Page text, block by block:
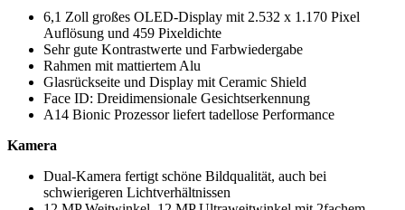
6,1 Zoll großes OLED-Display mit 2.532 x 1.170 Pixel
Auflösung und 459 Pixeldichte
Sehr gute Kontrastwerte und Farbwiedergabe
Rahmen mit mattiertem Alu
Glasrückseite und Display mit Ceramic Shield
Face ID: Dreidimensionale Gesichtserkennung
A14 Bionic Prozessor liefert tadellose Performance
Kamera
Dual-Kamera fertigt schöne Bildqualität, auch bei
schwierigeren Lichtverhältnissen